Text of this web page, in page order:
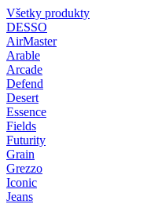
Všetky produkty
DESSO
AirMaster
Arable
Arcade
Defend
Desert
Essence
Fields
Futurity
Grain
Grezzo
Iconic
Jeans